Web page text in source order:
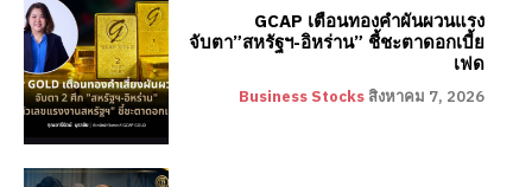
GCAP เตือนทองคำผันผวนแรง
จับตา”สหรัฐฯ-อิหร่าน” ชี้ชะตาดอกเบี้ย
เฟด
Business Stocks สิงหาคม 7, 2026